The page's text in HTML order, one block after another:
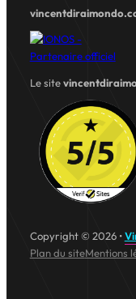
Le site
Copyright © 2026 •
Plan du siteMentions